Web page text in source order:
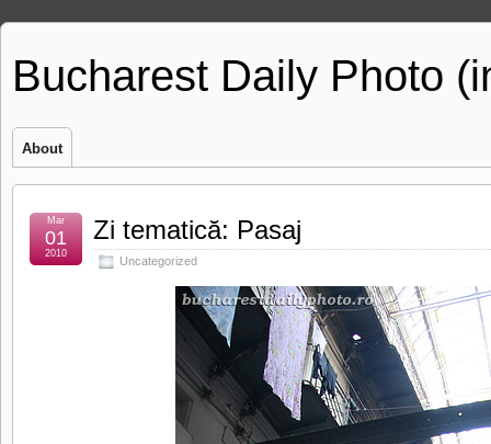
Bucharest Daily Photo
About
Zi tematică: Pasaj
Uncategorized
Mar
01
2010